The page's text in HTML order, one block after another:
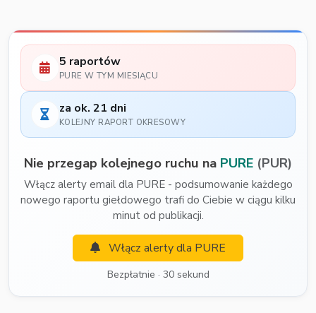
5 raportów
PURE W TYM MIESIĄCU
za ok. 21 dni
KOLEJNY RAPORT OKRESOWY
Nie przegap kolejnego ruchu na PURE (PUR)
Włącz alerty email dla PURE - podsumowanie każdego
nowego raportu giełdowego trafi do Ciebie w ciągu kilku
minut od publikacji.
Włącz alerty dla PURE
Bezpłatnie · 30 sekund